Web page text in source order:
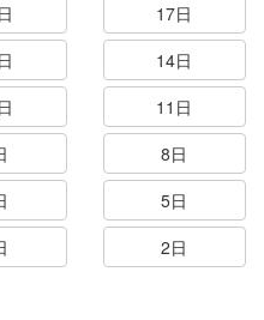
17日
14日
11日
8日
5日
2日